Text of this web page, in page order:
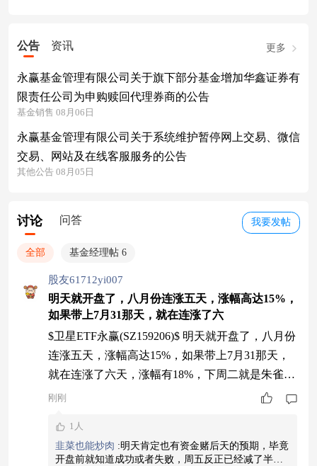
公告 资讯 更多
永赢基金管理有限公司关于旗下部分基金增加华鑫证券有
限责任公司为申购赎回代理券商的公告
基金销售 08月06日
永赢基金管理有限公司关于系统维护暂停网上交易、微信
交易、网站及在线客服服务的公告
其他公告 08月05日
我要发帖
讨论 问答
全部 基金经理帖 6
股友61712yi007
明天就开盘了，八月份连涨五天，涨幅高达15%，
如果带上7月31那天，就在连涨了六
$卫星ETF永赢(SZ159206)$ 明天就开盘了，八月份
连涨五天，涨幅高达15%，如果带上7月31那天，
就在连涨了六天，涨幅有18%，下周二就是朱雀三
号发射，一旦成功，肯定大家都会害怕跟长十乙那
提前兑现，也就是明天冲高就走呢，因为毕竟朱雀
三号还有失败的可能性，而且这一周的涨幅有不
刚刚
1人
韭菜也能炒肉 :明天肯定也有资金赌后天的预期，毕竟
开盘前就知道成功或者失败，周五反正已经减了半